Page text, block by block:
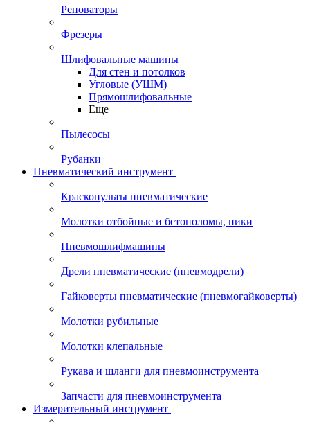
Реноваторы
Фрезеры
Шлифовальные машины
Для стен и потолков
Угловые (УШМ)
Прямошлифовальные
Еще
Пылесосы
Рубанки
Пневматический инструмент
Краскопульты пневматические
Молотки отбойные и бетоноломы, пики
Пневмошлифмашины
Дрели пневматические (пневмодрели)
Гайковерты пневматические (пневмогайковерты)
Молотки рубильные
Молотки клепальные
Рукава и шланги для пневмоинструмента
Запчасти для пневмоинструмента
Измерительный инструмент